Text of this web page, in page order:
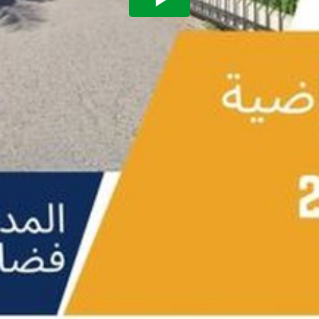
Play
Video